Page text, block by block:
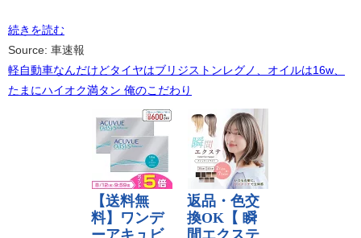
続きを読む
Source: 車速報
軽自動車なんだけどタイヤはブリジストンレグノ、オイルは16w、
たまにハイオク満タン 俺のこだわり